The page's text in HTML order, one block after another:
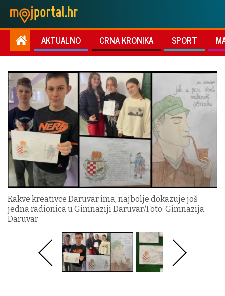
AKTUALNO CRNA KRONIKA SPORT
Kakve kreativce Daruvar ima, najbolje dokazuje još
jedna radionica u Gimnaziji Daruvar/Foto: Gimnazija
Daruvar